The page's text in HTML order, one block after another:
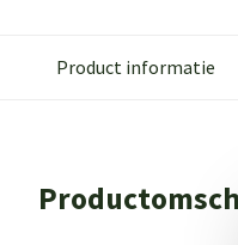
Product informatie